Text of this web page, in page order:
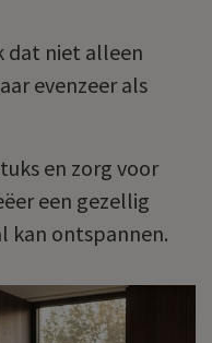
dat niet alleen
evenzeer als
en zorg voor
een gezellig
kan ontspannen.